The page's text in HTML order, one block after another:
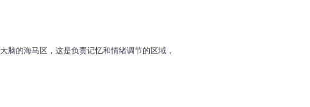
脑的海马区，这是负责记忆和情绪调节的区域，